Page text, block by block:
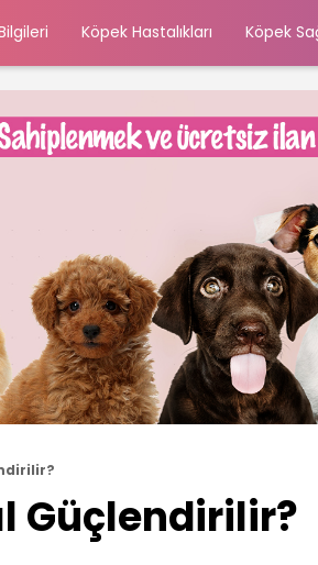
Köpek Hastalıkları Köpek
Güçlendirilir?